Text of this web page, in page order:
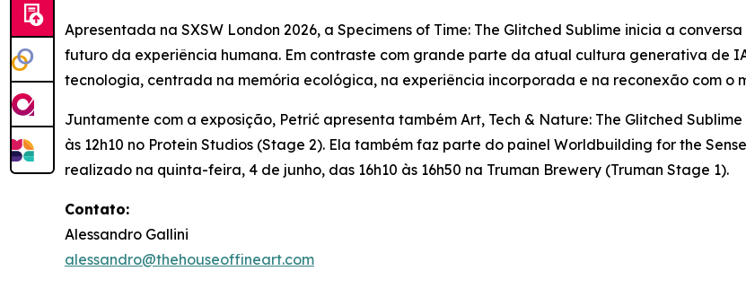
Apresentada na SXSW London 2026, a Specimens of Time: The Glitched Sublime inicia a
futuro da experiência humana. Em contraste com grande parte da atual cultura generativa de
tecnologia, centrada na memória ecológica, na experiência incorporada e na reconexão com o
Juntamente com a exposição, Petrić apresenta também Art, Tech & Nature: The Glitched Sublime
às 12h10 no Protein Studios (Stage 2). Ela também faz parte do painel Worldbuilding for the
realizado na quinta-feira, 4 de junho, das 16h10 às 16h50 na Truman Brewery (Truman Stage 1).
Contato:
Alessandro Gallini
alessandro@thehouseoffineart.com